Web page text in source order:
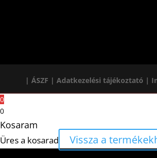
| ÁSZF | Adatkezelési tájékoztató |
0
0
Kosaram
Üres a kosarad Vissza a